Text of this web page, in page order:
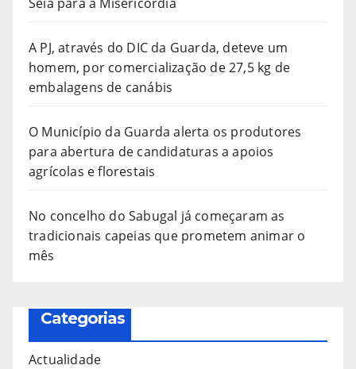
A PJ, através do DIC da Guarda, deteve um
homem, por comercialização de 27,5 kg de
embalagens de canábis
O Município da Guarda alerta os produtores
para abertura de candidaturas a apoios
agrícolas e florestais
No concelho do Sabugal já começaram as
tradicionais capeias que prometem animar o
mês
Categorias
Actualidade